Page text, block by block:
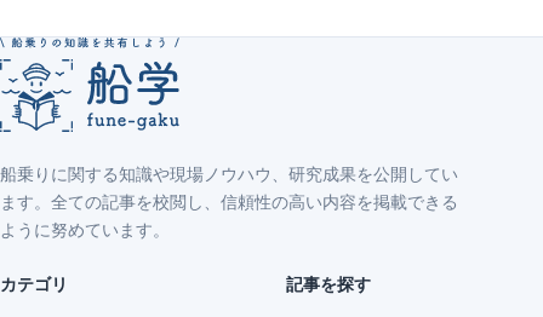
船乗りに関する知識や現場ノウハウ、研究成果を公開してい
ます。全ての記事を校閲し、信頼性の高い内容を掲載できる
ように努めています。
カテゴリ 記事を探す